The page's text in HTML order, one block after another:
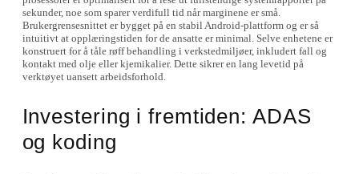
sekunder, noe som sparer verdifull tid når marginene er små.
Brukergrensesnittet er bygget på en stabil Android-plattform og er så
intuitivt at opplæringstiden for de ansatte er minimal. Selve enhetene er
konstruert for å tåle røff behandling i verkstedmiljøer, inkludert fall og
kontakt med olje eller kjemikalier. Dette sikrer en lang levetid på
verktøyet uansett arbeidsforhold.
Investering i fremtiden: ADAS
og koding